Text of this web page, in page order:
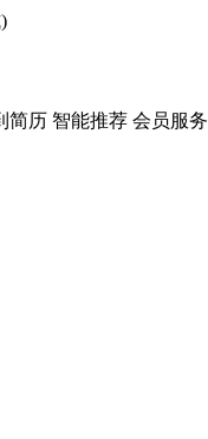
简历 智能推荐 会员服务